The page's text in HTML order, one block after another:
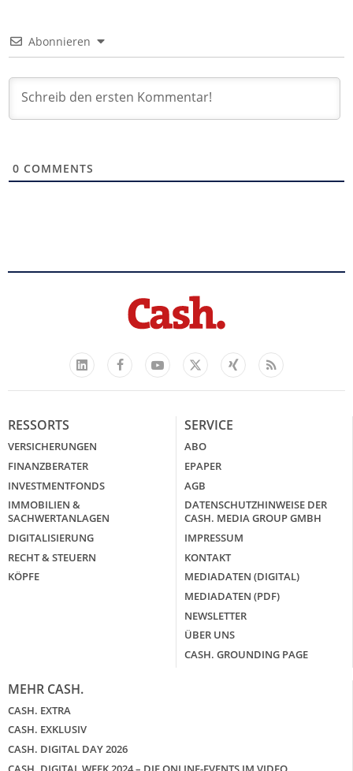
Abonnieren
0 COMMENTS
LinkedIn
FacebookYouTube
X
Xing Feed
RESSORTS
VERSICHERUNGEN
FINANZBERATER
INVESTMENTFONDS
IMMOBILIEN &
SACHWERTANLAGEN
DIGITALISIERUNG
RECHT & STEUERN
KÖPFE
SERVICE
ABO
EPAPER
AGB
DATENSCHUTZHINWEISE DER
CASH. MEDIA GROUP GMBH
IMPRESSUM
KONTAKT
MEDIADATEN (DIGITAL)
MEDIADATEN (PDF)
NEWSLETTER
ÜBER UNS
CASH. GROUNDING PAGE
MEHR CASH.
CASH. EXTRA
CASH. EXKLUSIV
CASH. DIGITAL DAY 2026